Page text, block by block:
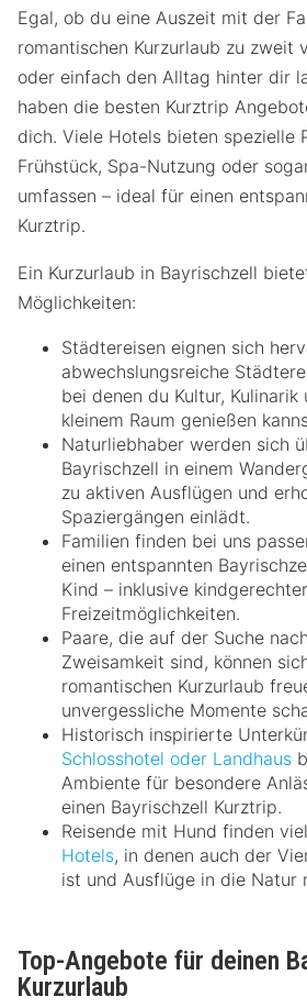
Egal, ob du eine Auszeit mit der
romantischen Kurzurlaub zu zweit
oder einfach den Alltag hinter dir
haben die besten Kurztrip
dich. Viele Hotels bieten spezielle
Frühstück, Spa-Nutzung oder
umfassen – ideal für einen
Kurztrip.
Ein Kurzurlaub in Bayrischzell
Möglichkeiten:
Städtereisen eignen sich
abwechslungsreiche
bei denen du Kultur,
kleinem Raum genießen
Naturliebhaber werden sich
Bayrischzell in einem
zu aktiven Ausflügen und
Spaziergängen einlädt.
Familien finden bei uns
einen entspannten
Kind – inklusive
Freizeitmöglichkeiten.
Paare, die auf der Suche
Zweisamkeit sind, können
romantischen Kurzurlaub
unvergessliche Momente
Historisch inspirierte
Schlosshotel oder Landhaus
Ambiente für besondere
einen Bayrischzell Kurztrip.
Reisende mit Hund finden
Hotels, in denen auch der
ist und Ausflüge in die Natur
Top-Angebote für deinen
Kurzurlaub